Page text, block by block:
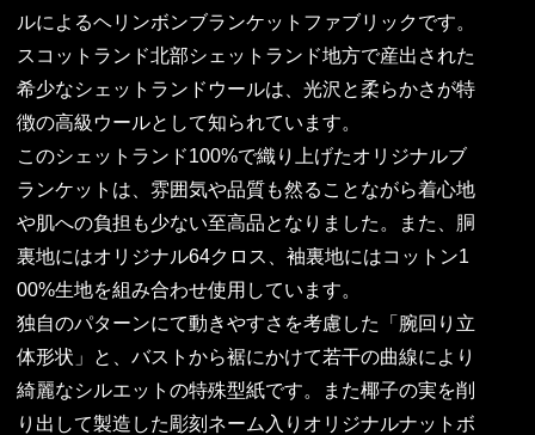
ルによるヘリンボンブランケットファブリックです。
スコットランド北部シェットランド地方で産出された
希少なシェットランドウールは、光沢と柔らかさが特
徴の高級ウールとして知られています。
このシェットランド100%で織り上げたオリジナルブ
ランケットは、雰囲気や品質も然ることながら着心地
や肌への負担も少ない至高品となりました。また、胴
裏地にはオリジナル64クロス、袖裏地にはコットン1
00%生地を組み合わせ使用しています。
独自のパターンにて動きやすさを考慮した「腕回り立
体形状」と、バストから裾にかけて若干の曲線により
綺麗なシルエットの特殊型紙です。また椰子の実を削
り出して製造した彫刻ネーム入りオリジナルナットボ